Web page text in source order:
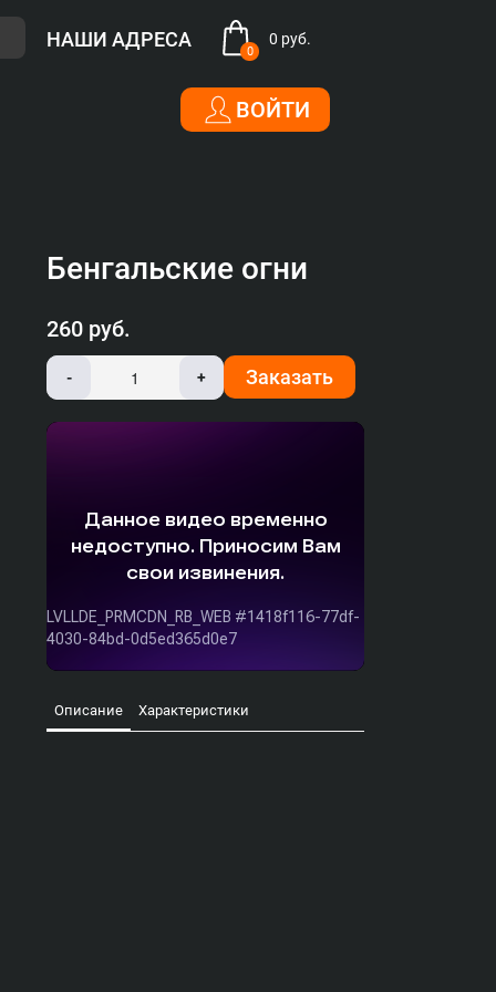
НАШИ АДРЕСА
0
0 руб.
ВОЙТИ
Бенгальские огни
260 руб.
Заказать
- +
Описание Характеристики